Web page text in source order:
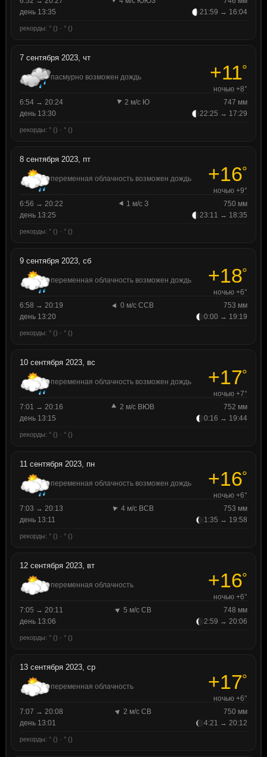
день 13:35
21:59 → 16:04
рекорды: ° () · ° ()
7 сентября 2023, чт
пасмурно возможен дождь +11°
ночью +8°
6:54 → 20:24
2 м/с Ю
747 мм
день 13:30
22:25 → 17:29
рекорды: ° () · ° ()
8 сентября 2023, пт
переменная облачность возможен дождь +16°
ночью +9°
6:56 → 20:22
1 м/с З
750 мм
день 13:25
23:11 → 18:35
рекорды: ° () · ° ()
9 сентября 2023, сб
переменная облачность возможен дождь +18°
ночью +6°
6:58 → 20:19
0 м/с ССВ
753 мм
день 13:20
0:00 → 19:19
рекорды: ° () · ° ()
10 сентября 2023, вс
переменная облачность возможен дождь +17°
ночью +7°
7:01 → 20:16
2 м/с ВЮВ
752 мм
день 13:15
0:16 → 19:44
рекорды: ° () · ° ()
11 сентября 2023, пн
переменная облачность возможен дождь +16°
ночью +6°
7:03 → 20:13
4 м/с ВСВ
753 мм
день 13:11
1:35 → 19:58
рекорды: ° () · ° ()
12 сентября 2023, вт
переменная облачность +16°
ночью +6°
7:05 → 20:11
5 м/с СВ
748 мм
день 13:06
2:59 → 20:06
рекорды: ° () · ° ()
13 сентября 2023, ср
переменная облачность +17°
ночью +6°
7:07 → 20:08
2 м/с СВ
750 мм
день 13:01
4:21 → 20:12
рекорды: ° () · ° ()